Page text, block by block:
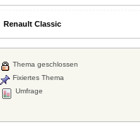
Renault Classic
Thema geschlossen
Fixiertes Thema
Umfrage